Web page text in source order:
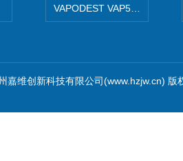
VAPODEST VAP500全自
嘉维创新科技有限公司(www.hzjw.cn) 版